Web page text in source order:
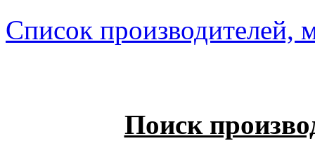
Список производителей,
Поиск